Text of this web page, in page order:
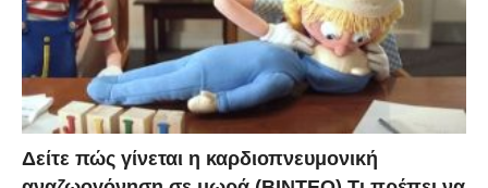
Δείτε πώς γίνεται η καρδιοπνευμονική